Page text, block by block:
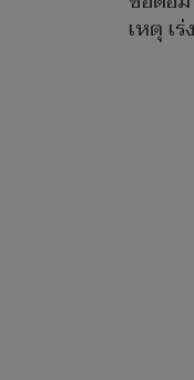
เหตุ เ